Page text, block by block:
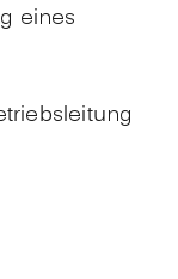
eines